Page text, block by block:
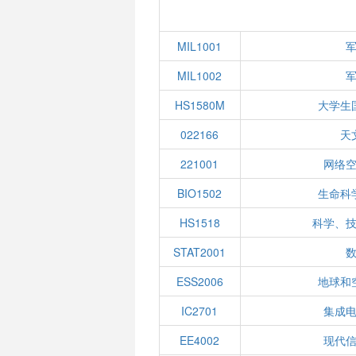
MIL1001
MIL1002
HS1580M
大学生
022166
天
221001
网络
BIO1502
生命科
HS1518
科学、
STAT2001
ESS2006
地球和
IC2701
集成
EE4002
现代